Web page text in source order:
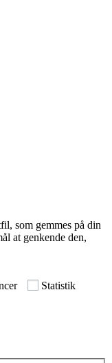
som gemmes på din
at genkende den,
Statistik